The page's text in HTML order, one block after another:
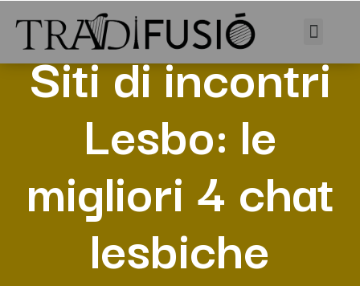
Siti di incontri
Lesbo: le
migliori 4 chat
lesbiche